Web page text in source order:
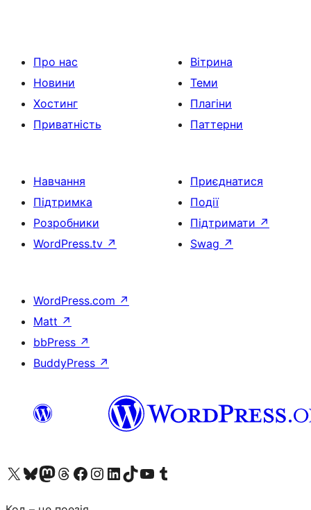
Про нас
Новини
Хостинг
Приватність
Вітрина
Теми
Плагіни
Паттерни
Навчання
Підтримка
Розробники
WordPress.tv ↗
Приєднатися
Події
Підтримати ↗
Swag ↗
WordPress.com ↗
Matt ↗
bbPress ↗
BuddyPress ↗
Visit our X (formerly Twitter) account
Visit our Bluesky account
Завітайте до нашої стрічки в Mastodon
Visit our Threads account
Завітайте на нашу сторінку в Facebook
Visit our Instagram account
Visit our LinkedIn account
Visit our TikTok account
Visit our YouTube channel
Visit our Tumblr account